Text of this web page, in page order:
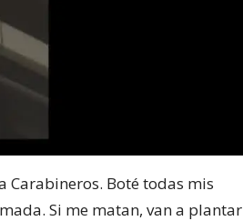
Carabineros. Boté todas mis
Si me matan, van a plantar